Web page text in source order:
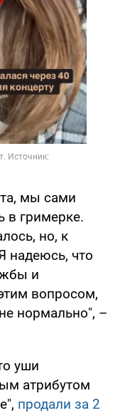
мы сами
в гримерке.
но, к
надеюсь, что
и
вопросом,
нормально", –
уши
атрибутом
продали за 2